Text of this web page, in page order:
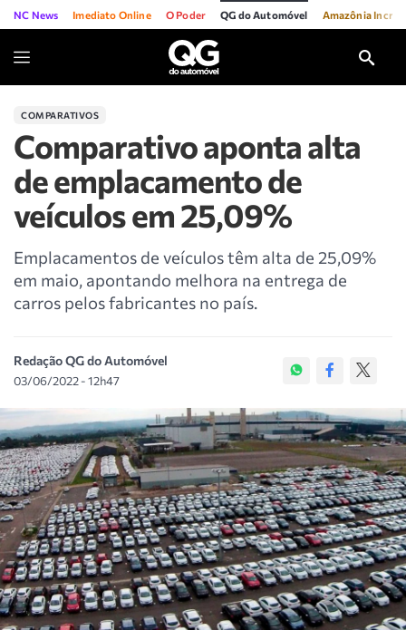
NC News Imediato Online O Poder QG do Automóvel Amazônia
COMPARATIVOS
Comparativo aponta alta
de emplacamento de
veículos em 25,09%
Emplacamentos de veículos têm alta de 25,09%
em maio, apontando melhora na entrega de
carros pelos fabricantes no país.
Redação QG do Automóvel
03/06/2022 - 12h47